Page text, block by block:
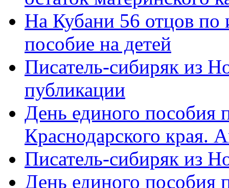
На Кубани 56 отцов по
пособие на детей
Писатель-сибиряк из
публикации
День единого пособия
Краснодарского края.
Писатель-сибиряк из
День единого пособия